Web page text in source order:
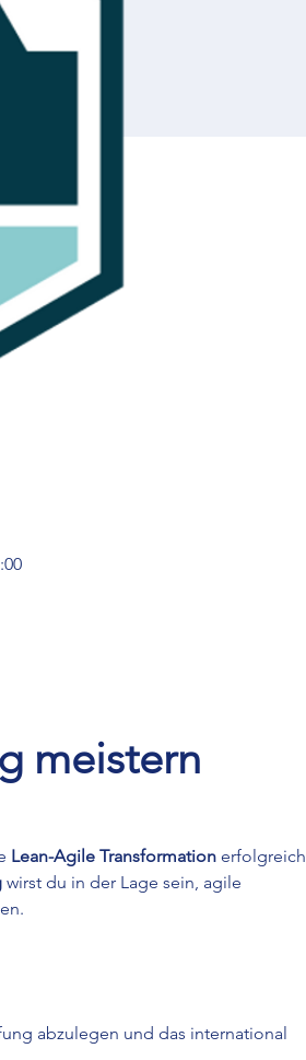
meistern
Lean-Agile Transformation erfolgreich
wirst du in der Lage sein, agile
abzulegen und das international